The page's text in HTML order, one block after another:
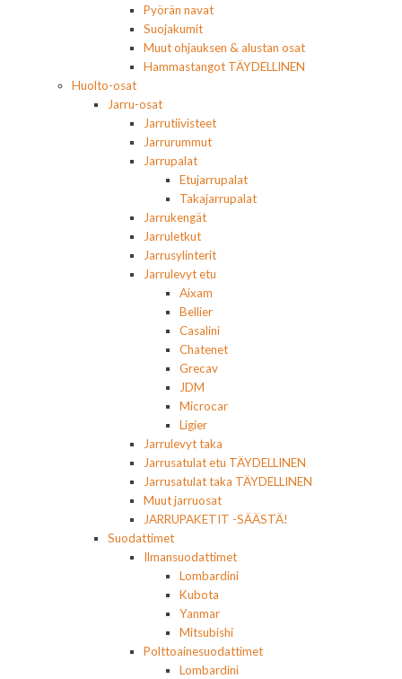
Pyörän navat
Suojakumit
Muut ohjauksen & alustan osat
Hammastangot TÄYDELLINEN
Huolto-osat
Jarru-osat
Jarrutiivisteet
Jarrurummut
Jarrupalat
Etujarrupalat
Takajarrupalat
Jarrukengät
Jarruletkut
Jarrusylinterit
Jarrulevyt etu
Aixam
Bellier
Casalini
Chatenet
Grecav
JDM
Microcar
Ligier
Jarrulevyt taka
Jarrusatulat etu TÄYDELLINEN
Jarrusatulat taka TÄYDELLINEN
Muut jarruosat
JARRUPAKETIT -SÄÄSTÄ!
Suodattimet
Ilmansuodattimet
Lombardini
Kubota
Yanmar
Mitsubishi
Polttoainesuodattimet
Lombardini